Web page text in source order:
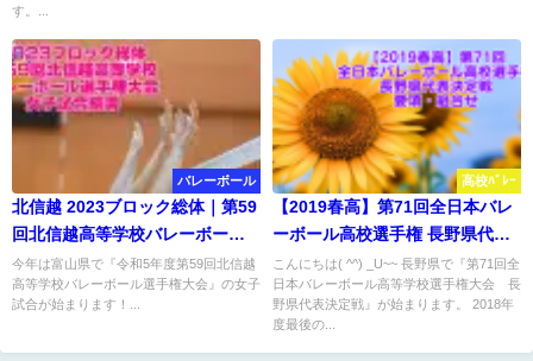
す。...
バレーボール
北信越 2023ブロック総体｜第59
回北信越高等学校バレーボール
選手権大会 女子結果
今年は富山県で『令和5年度第59回北信越
高等学校バレーボール選手権大会』の女子
試合が始まります！...
高校ﾊﾞﾚｰ
【2019春高】第71回全日本バレ
ーボール高校選手権 長野県代表
決定戦 要項・組合せ
こんにちは( ^^) _U~~ 長野県で『第71回全
日本バレーボール高等学校選手権大会 長
野県代表決定戦』が始まります。 2018年
度最後の...